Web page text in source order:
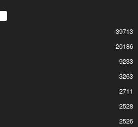
39713
20186
9233
3263
2711
2528
2526